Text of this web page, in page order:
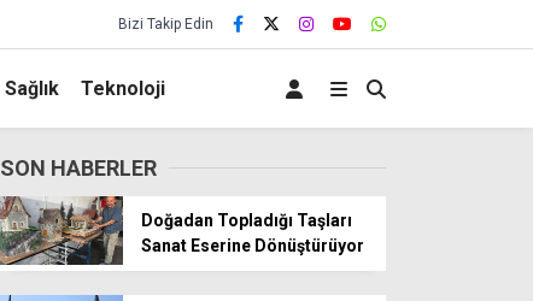
Bizi Takip Edin
Sağlık Teknoloji
SON HABERLER
Doğadan Topladığı Taşları
Sanat Eserine Dönüştürüyor